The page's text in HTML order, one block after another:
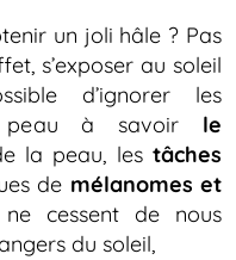
un joli hâle ? Pas
s’exposer au soleil
d’ignorer les
peau à savoir le
la peau, lestâches
de mélanomes et
cessent de nous
du soleil,